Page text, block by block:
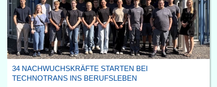
34 NACHWUCHSKRÄFTE STARTEN BEI
TECHNOTRANS INS BERUFSLEBEN